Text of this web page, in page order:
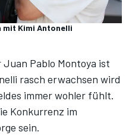
mit Kimi Antonelli
Pablo Montoya ist
rasch erwachsen wird
immer wohler fühlt.
Konkurrenz im
sein.